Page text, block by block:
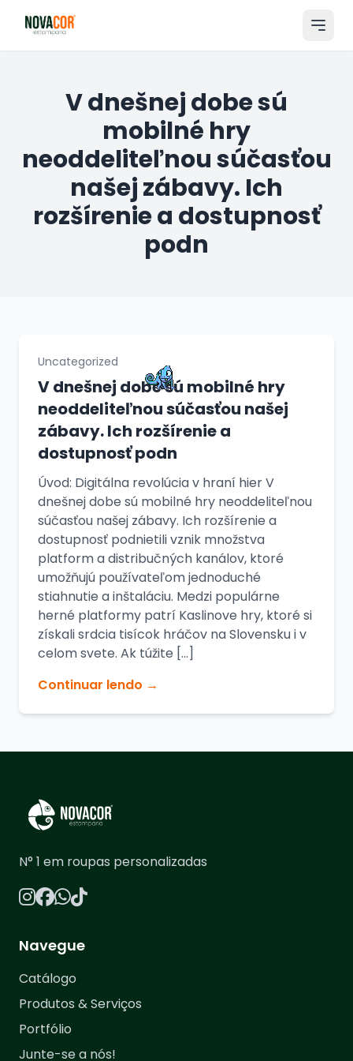
para
Produtos & Serviços
Tamanhos
V dnešnej dobe sú
mobilné hry
neoddeliteľnou súčasťou
našej zábavy. Ich
rozšírenie a dostupnosť
podn
Uncategorized
V dnešnej dobe sú mobilné hry
neoddeliteľnou súčasťou našej
zábavy. Ich rozšírenie a
dostupnosť podn
Úvod: Digitálna revolúcia v hraní hier V
dnešnej dobe sú mobilné hry neoddeliteľnou
súčasťou našej zábavy. Ich rozšírenie a
dostupnosť podnietili vznik množstva
platform a distribučných kanálov, ktoré
umožňujú používateľom jednoduché
stiahnutie a inštaláciu. Medzi populárne
herné platformy patrí Kaslinove hry, ktoré si
získali srdcia tisícok hráčov na Slovensku i v
celom svete. Ak túžite […]
Continuar lendo →
N° 1 em roupas personalizadas
Navegue
Catálogo
Produtos & Serviços
Portfólio
Junte-se a nós!